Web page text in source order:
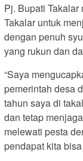
Pj. Bupati
Takalar untuk
dengan penuh
yang rukun dan
“Saya
pemerintah desa
tahun saya di
dan tetap
melewati pesta
pendapat kita